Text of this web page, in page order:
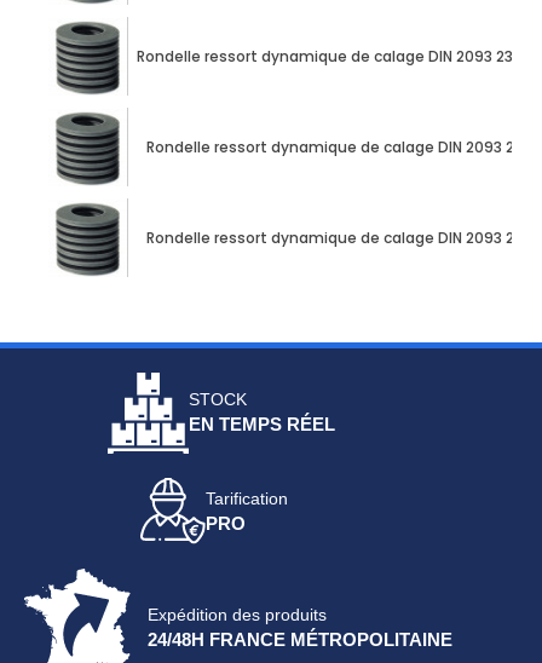
Rondelle ressort dynamique de calage DIN 2093
Rondelle ressort dynamique de calage DIN 2093
Rondelle ressort dynamique de calage DIN 2093
STOCK
EN TEMPS RÉEL
Tarification
PRO
Expédition des produits
24/48H FRANCE MÉTROPOLITAINE